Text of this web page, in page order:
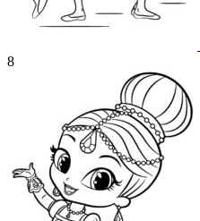
8